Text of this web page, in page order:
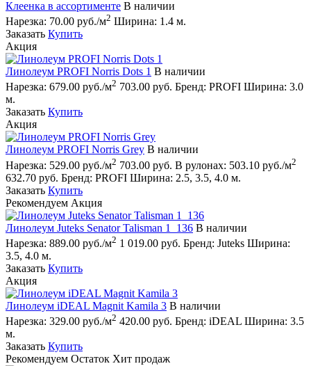
Клеенка в ассортименте В наличии
Нарезка: 70.00 руб./м2 Ширина: 1.4 м.
Заказать Купить
Акция
Линолеум PROFI Norris Dots 1 В наличии
Нарезка: 679.00 руб./м2 703.00 руб. Бренд: PROFI Ширина: 3.0
м.
Заказать Купить
Акция
Линолеум PROFI Norris Grey В наличии
Нарезка: 529.00 руб./м2 703.00 руб. В рулонах: 503.10 руб./м2
632.70 руб. Бренд: PROFI Ширина: 2.5, 3.5, 4.0 м.
Заказать Купить
Рекомендуем Акция
Линолеум Juteks Senator Talisman 1_136 В наличии
Нарезка: 889.00 руб./м2 1 019.00 руб. Бренд: Juteks Ширина:
3.5, 4.0 м.
Заказать Купить
Акция
Линолеум iDEAL Magnit Kamila 3 В наличии
Нарезка: 329.00 руб./м2 420.00 руб. Бренд: iDEAL Ширина: 3.5
м.
Заказать Купить
Рекомендуем Остаток Хит продаж